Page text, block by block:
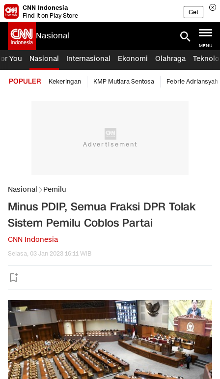
CNN Indonesia
Find it on Play Store
Get
Nasional
MENU
You Nasional Internasional Ekonomi Olahraga
POPULER Kekeringan KMP Mutiara Sentosa Febrie Adriansyah
Nasional Pemilu
Minus PDIP, Semua Fraksi DPR Tolak
Sistem Pemilu Coblos Partai
CNN Indonesia
Selasa, 03 Jan 2023 16:11 WIB